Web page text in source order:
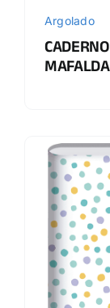
Argolado
MAFALDA